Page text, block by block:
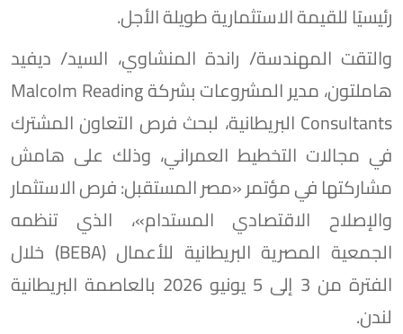
رئيسيًا للقيمة الاستثمارية طويلة الأجل.
والتقت المهندسة/ راندة المنشاوي، السيد/ ديفيد
هاملتون، مدير المشروعات بشركة Malcolm Reading
Consultants البريطانية، لبحث فرص التعاون المشترك
في مجالات التخطيط العمراني، وذلك على هامش
مشاركتها في مؤتمر «مصر المستقبل: فرص الاستثمار
والإصلاح الاقتصادي المستدام»، الذي تنظمه
الجمعية المصرية البريطانية للأعمال (BEBA) خلال
الفترة من 3 إلى 5 يونيو 2026 بالعاصمة البريطانية
لندن.